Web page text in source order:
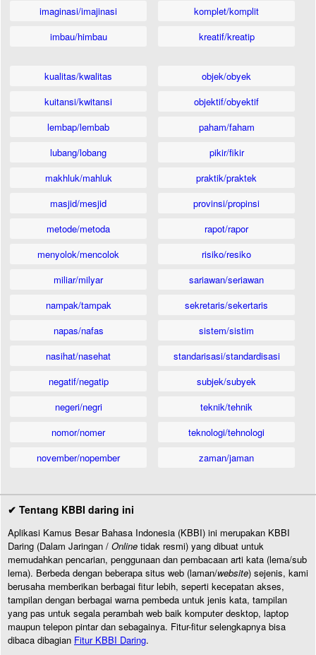
imaginasi/imajinasi
imbau/himbau
komplet/komplit
kreatif/kreatip
kualitas/kwalitas
kuitansi/kwitansi
lembap/lembab
lubang/lobang
makhluk/mahluk
masjid/mesjid
metode/metoda
menyolok/mencolok
miliar/milyar
nampak/tampak
napas/nafas
nasihat/nasehat
negatif/negatip
negeri/negri
nomor/nomer
november/nopember
objek/obyek
objektif/obyektif
paham/faham
pikir/fikir
praktik/praktek
provinsi/propinsi
rapot/rapor
risiko/resiko
sariawan/seriawan
sekretaris/sekertaris
sistem/sistim
standarisasi/standardisasi
subjek/subyek
teknik/tehnik
teknologi/tehnologi
zaman/jaman
✔ Tentang KBBI daring ini
Aplikasi Kamus Besar Bahasa Indonesia (KBBI) ini merupakan KBBI
Daring (Dalam Jaringan / Online tidak resmi) yang dibuat untuk
memudahkan pencarian, penggunaan dan pembacaan arti kata (lema/sub
lema). Berbeda dengan beberapa situs web (laman/website) sejenis, kami
berusaha memberikan berbagai fitur lebih, seperti kecepatan akses,
tampilan dengan berbagai warna pembeda untuk jenis kata, tampilan
yang pas untuk segala perambah web baik komputer desktop, laptop
maupun telepon pintar dan sebagainya. Fitur-fitur selengkapnya bisa
dibaca dibagian Fitur KBBI Daring.